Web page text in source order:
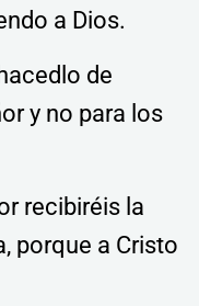
a Dios.
de
y no para los
recibiréis la
porque a Cristo